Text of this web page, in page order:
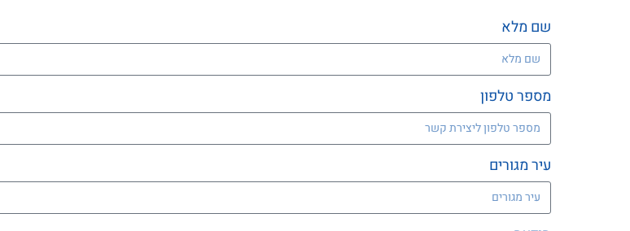
שם מלא
מספר טלפון
עיר מגורים